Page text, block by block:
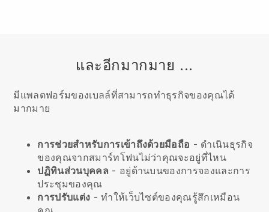
และอีกมากมาย ...
มีแพลตฟอร์มของเบลล์ที่สามารถทำธุรกิจของคุณได้
มากมาย
การช่วยสำหรับการเข้าถึงด้วยมือถือ - ดำเนินธุรกิจ
ของคุณจากสมาร์ทโฟนไม่ว่าคุณจะอยู่ที่ไหน
ปฏิทินส่วนบุคคล - อยู่ด้านบนของการจองและการ
ประชุมของคุณ
การปรับแต่ง - ทำให้เว็บไซต์ของคุณรู้สึกเหมือน